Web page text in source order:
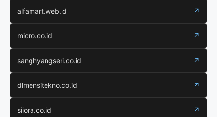
alfamart.web.id ↗
micro.co.id ↗
sanghyangseri.co.id ↗
dimensitekno.co.id ↗
siiora.co.id ↗